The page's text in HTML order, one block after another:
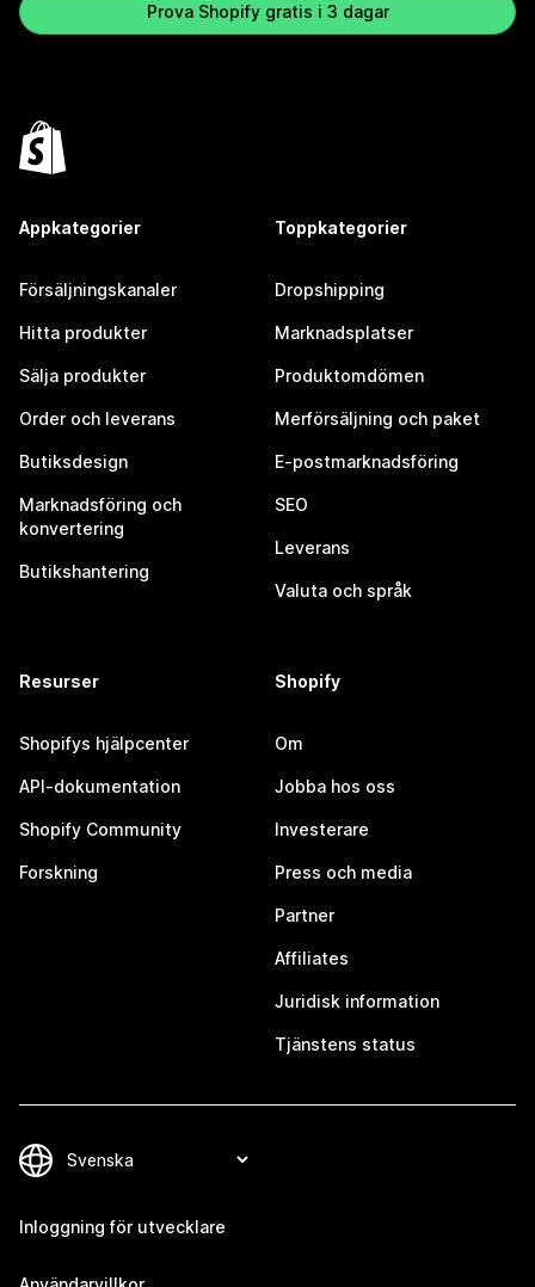
Prova Shopify gratis i 3 dagar
Appkategorier
Försäljningskanaler
Hitta produkter
Sälja produkter
Order och leverans
Butiksdesign
Marknadsföring och
konvertering
Butikshantering
Toppkategorier
Dropshipping
Marknadsplatser
Produktomdömen
Merförsäljning och paket
E-postmarknadsföring
SEO
Leverans
Valuta och språk
Resurser
Shopifys hjälpcenter
API-dokumentation
Shopify Community
Forskning
Shopify
Om
Jobba hos oss
Investerare
Press och media
Partner
Affiliates
Juridisk information
Tjänstens status
Inloggning för utvecklare